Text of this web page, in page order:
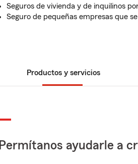
Seguros de vivienda y de inquilinos
Seguro de pequeñas empresas que
Productos y servicios
Permítanos ayudarle a